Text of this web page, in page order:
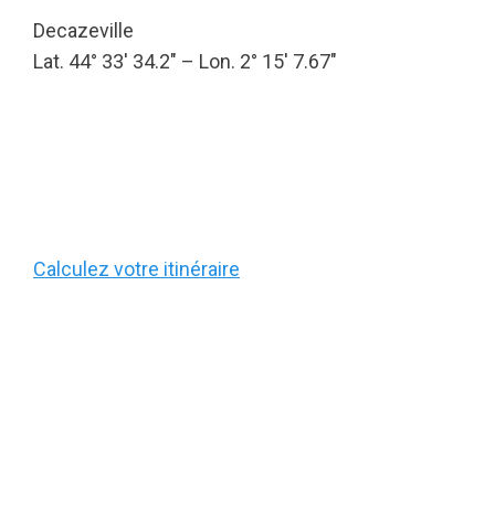
Decazeville
Lat. 44° 33′ 34.2″ – Lon. 2° 15′ 7.67″
Calculez votre itinéraire